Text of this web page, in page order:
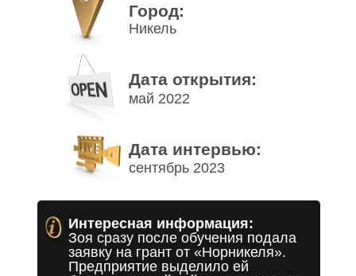
Город:
Никель
Дата открытия:
май 2022
Дата интервью:
сентябрь 2023
Интересная информация:
Зоя сразу после обучения подала
заявку на грант от «Норникеля».
Предприятие выделило ей